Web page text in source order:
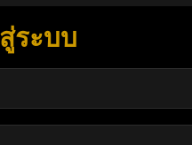
ระบบ